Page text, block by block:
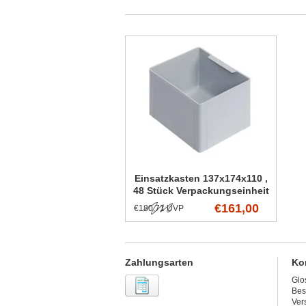
Einsatzkasten 137x174x110 ,
48 Stück Verpackungseinheit
€161,00
€180,71 UVP
Zahlungsarten